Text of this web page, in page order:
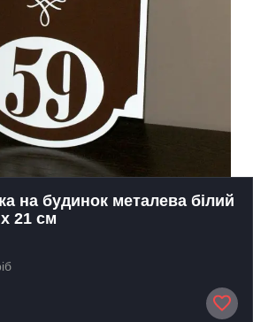
на будинок металева білий
21 см